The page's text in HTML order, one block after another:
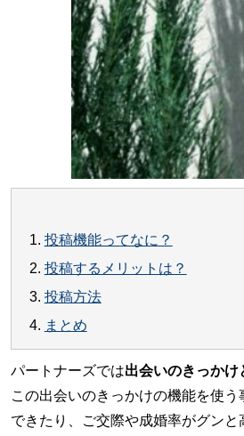
1. 投稿機能ってなに？
2. 投稿するメリットは？
3. 投稿方法
4. まとめ
パートナーズでは出会いのきっかけ
この出会いのきっかけの機能を使
できたり、ご交際や成婚率がグンと